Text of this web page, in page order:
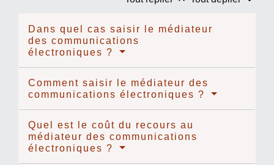
Dans quel cas saisir le médiateur
des communications
électroniques ?
Comment saisir le médiateur des
communications électroniques ?
Quel est le coût du recours au
médiateur des communications
électroniques ?